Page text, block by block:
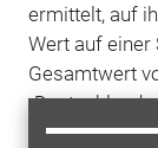
ermittelt, auf
Wert auf einer
Gesamtwert
der jeweilige